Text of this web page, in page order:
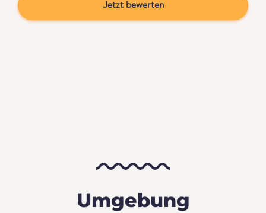
Jetzt bewerten
Umgebung